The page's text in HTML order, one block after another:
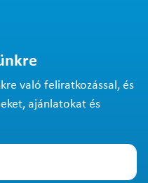
való feliratkozással, és
ajánlatokat és